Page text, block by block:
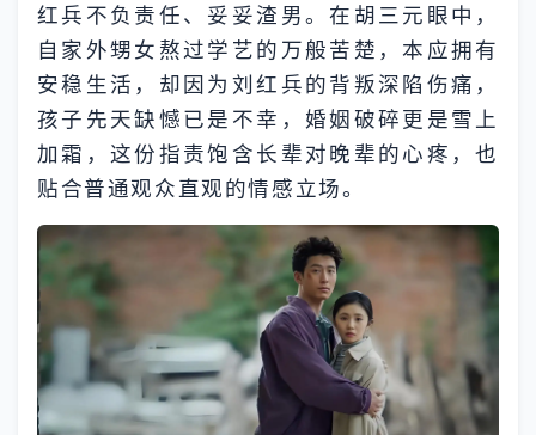
红兵不负责任、妥妥渣男。在胡三元眼中，
自家外甥女熬过学艺的万般苦楚，本应拥有
安稳生活，却因为刘红兵的背叛深陷伤痛，
孩子先天缺憾已是不幸，婚姻破碎更是雪上
加霜，这份指责饱含长辈对晚辈的心疼，也
贴合普通观众直观的情感立场。